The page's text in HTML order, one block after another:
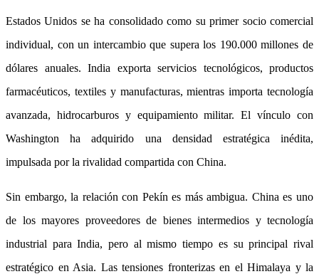
Estados Unidos se ha consolidado como su primer socio comercial
individual, con un intercambio que supera los 190.000 millones de
dólares anuales. India exporta servicios tecnológicos, productos
farmacéuticos, textiles y manufacturas, mientras importa tecnología
avanzada, hidrocarburos y equipamiento militar. El vínculo con
Washington ha adquirido una densidad estratégica inédita,
impulsada por la rivalidad compartida con China.
Sin embargo, la relación con Pekín es más ambigua. China es uno
de los mayores proveedores de bienes intermedios y tecnología
industrial para India, pero al mismo tiempo es su principal rival
estratégico en Asia. Las tensiones fronterizas en el Himalaya y la